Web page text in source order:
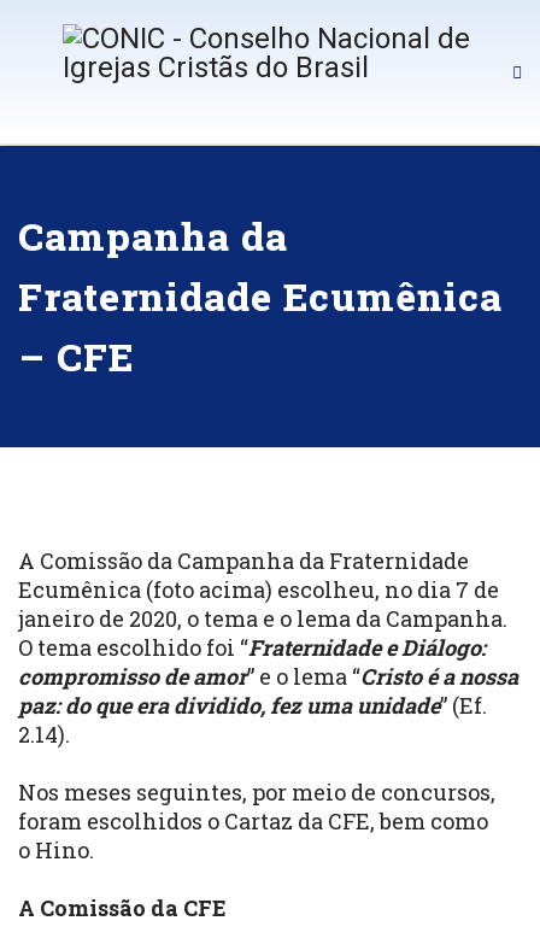
Campanha da
Fraternidade Ecumênica
– CFE
A Comissão da Campanha da Fraternidade
Ecumênica (foto acima) escolheu, no dia 7 de
janeiro de 2020, o tema e o lema da Campanha.
O tema escolhido foi “Fraternidade e Diálogo:
compromisso de amor” e o lema “Cristo é a nossa
paz: do que era dividido, fez uma unidade” (Ef.
2.14).
Nos meses seguintes, por meio de concursos,
foram escolhidos o Cartaz da CFE, bem como
o Hino.
A Comissão da CFE